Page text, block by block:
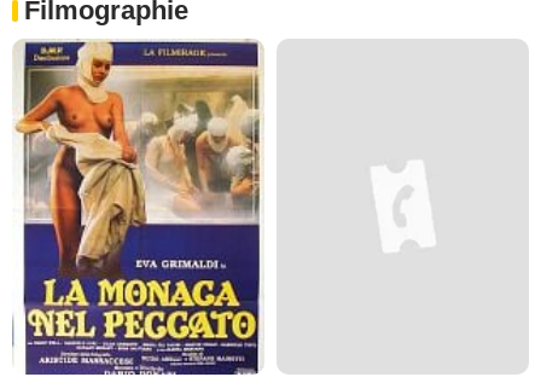
Filmographie